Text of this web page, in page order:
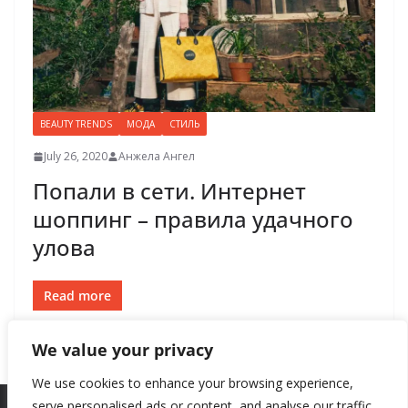
We value your privacy
We use cookies to enhance your browsing experience,
BEAUTY TRENDS МОДА СТИЛЬ
July 26, 2020 Анжела Ангел
Попали в сети. Интернет
шоппинг – правила удачного
улова
Read more